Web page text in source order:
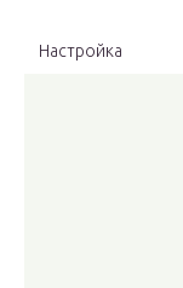
Настройка